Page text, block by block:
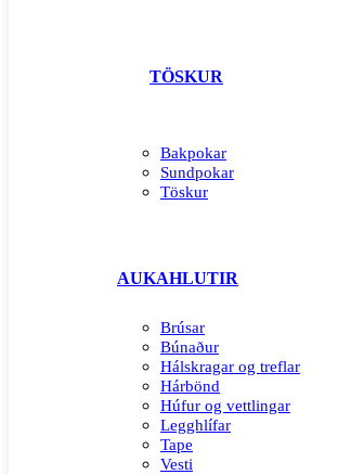
TÖSKUR
Bakpokar
Sundpokar
Töskur
AUKAHLUTIR
Brúsar
Búnaður
Hálskragar og treflar
Hárbönd
Húfur og vettlingar
Legghlífar
Tape
Vesti